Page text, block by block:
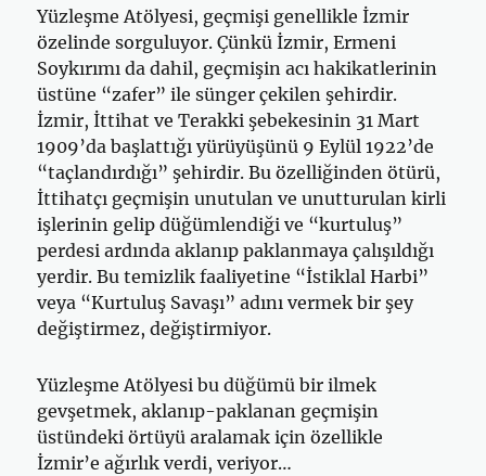
Yüzleşme Atölyesi, geçmişi genellikle İzmir
özelinde sorguluyor. Çünkü İzmir, Ermeni
Soykırımı da dahil, geçmişin acı hakikatlerinin
üstüne “zafer” ile sünger çekilen şehirdir.
İzmir, İttihat ve Terakki şebekesinin 31 Mart
1909’da başlattığı yürüyüşünü 9 Eylül 1922’de
“taçlandırdığı” şehirdir. Bu özelliğinden ötürü,
İttihatçı geçmişin unutulan ve unutturulan kirli
işlerinin gelip düğümlendiği ve “kurtuluş”
perdesi ardında aklanıp paklanmaya çalışıldığı
yerdir. Bu temizlik faaliyetine “İstiklal Harbi”
veya “Kurtuluş Savaşı” adını vermek bir şey
değiştirmez, değiştirmiyor.
Yüzleşme Atölyesi bu düğümü bir ilmek
gevşetmek, aklanıp-paklanan geçmişin
üstündeki örtüyü aralamak için özellikle
İzmir’e ağırlık verdi, veriyor…